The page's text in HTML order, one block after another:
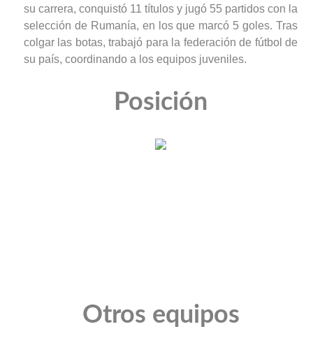
su carrera, conquistó 11 títulos y jugó 55 partidos con la
selección de Rumanía, en los que marcó 5 goles. Tras
colgar las botas, trabajó para la federación de fútbol de
su país, coordinando a los equipos juveniles.
Posición
Otros equipos